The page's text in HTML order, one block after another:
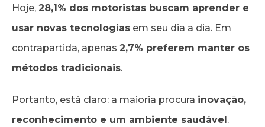
Hoje, 28,1% dos motoristas buscam aprender e
usar novas tecnologias em seu dia a dia. Em
contrapartida, apenas 2,7% preferem manter os
métodos tradicionais.
Portanto, está claro: a maioria procura inovação,
reconhecimento e um ambiente saudável.